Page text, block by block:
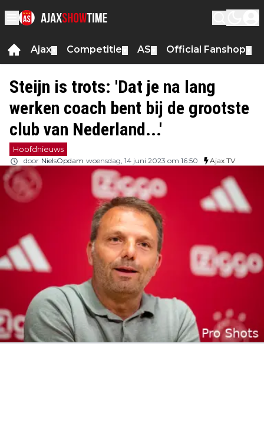
Ajax Competitie AS Official Fanshop
Steijn is trots: 'Dat je na lang
werken coach bent bij de grootste
club van Nederland...'
Hoofdnieuws
door NielsOpdam woensdag, 14 juni 2023 om 16:50 Ajax TV